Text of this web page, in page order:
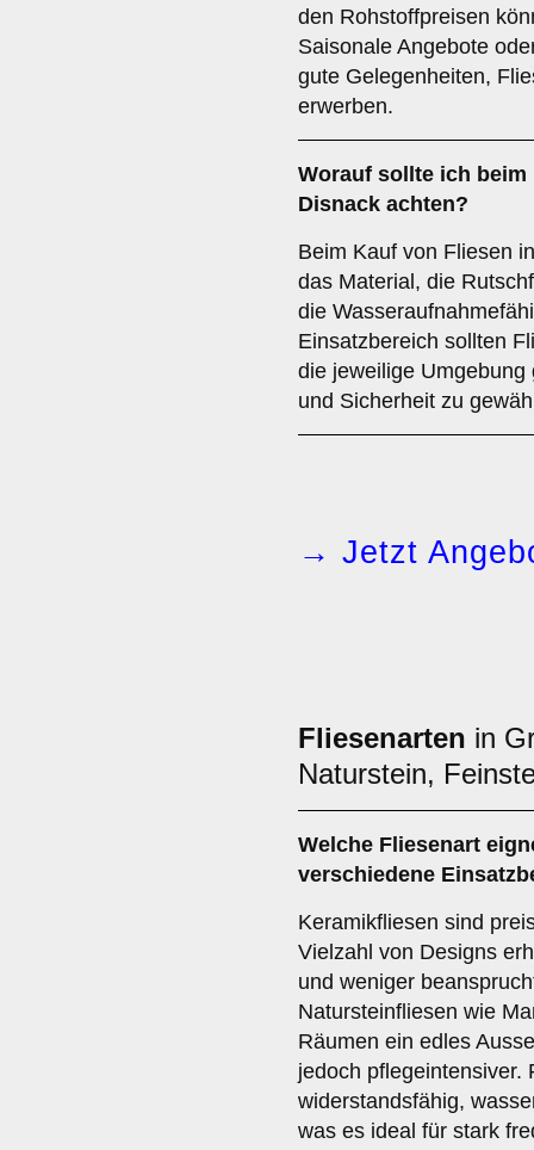
den Rohstoffpreisen
Saisonale Angebote
gute Gelegenheiten,
erwerben.
Worauf sollte ich
Disnack achten?
Beim Kauf von Fliesen
das Material, die
die
Einsatzbereich sollten
die jeweilige
und Sicherheit zu
→ Jetzt
Fliesenarten in
Naturstein,
Welche Fliesenart
verschiedene
Keramikfliesen sind
Vielzahl von Designs
und weniger
Natursteinfliesen wie
Räumen ein edles
jedoch pflegeintensiver.
widerstandsfähig,
was es ideal für stark